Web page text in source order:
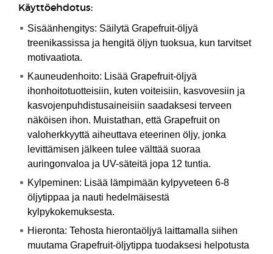
Käyttöehdotus:
Sisäänhengitys: Säilytä Grapefruit-öljyä
treenikassissa ja hengitä öljyn tuoksua, kun tarvitset
motivaatiota.
Kauneudenhoito: Lisää Grapefruit-öljyä
ihonhoitotuotteisiin, kuten voiteisiin, kasvovesiin ja
kasvojenpuhdistusaineisiin saadaksesi terveen
näköisen ihon. Muistathan, että Grapefruit on
valoherkkyyttä aiheuttava eteerinen öljy, jonka
levittämisen jälkeen tulee välttää suoraa
auringonvaloa ja UV-säteitä jopa 12 tuntia.
Kylpeminen: Lisää lämpimään kylpyveteen 6-8
öljytippaa ja nauti hedelmäisestä
kylpykokemuksesta.
Hieronta: Tehosta hierontaöljyä laittamalla siihen
muutama Grapefruit-öljytippa tuodaksesi helpotusta